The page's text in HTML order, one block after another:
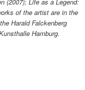
of the artist are in the
Harald Falckenberg
Hamburg.